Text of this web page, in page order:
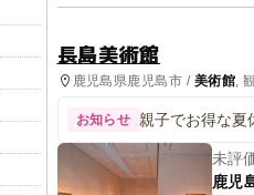
長島美術館
鹿児島県鹿児島市 / 美術館 ,
お知らせ 親子でお得な夏
未評
鹿児